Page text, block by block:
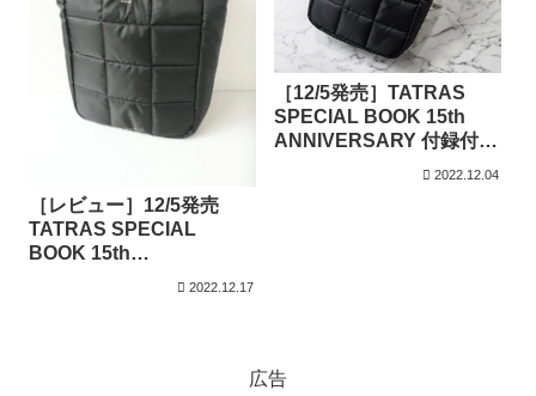
［レビュー］12/5発売
TATRAS SPECIAL
BOOK 15th
2022.12.17
［12/5発売］TATRAS
SPECIAL BOOK 15th
ANNIVERSARY 付録付き
2022.12.04
広告